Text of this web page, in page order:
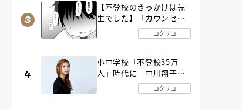
【不登校のきっかけは先
生でした】「カウンセリ
ングの時間」生徒の情報
をバラしたのは…《第２
コクリコ
小中学校「不登校35万
人」時代に 中川翔子さ
んが審査委員長「不登校
生動画甲子園 2026」が開
コクリコ